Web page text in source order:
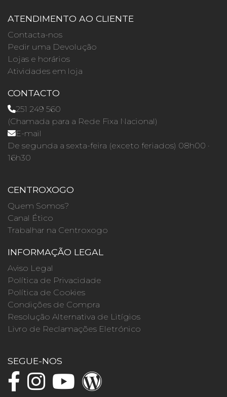
ATENDIMENTO AO CLIENTE
Contacta-nos
Pedir uma Devolução
Lojas e horários
Atividades em loja
CONTACTO
251 249 560
(Chamada para a Rede Fixa Nacional)
E-mail
De segunda a sexta-feira (exceto feriados) 08h00 ·
16h30
CENTROXOGO
Quem Somos?
Canal Ético
Trabalhar na Centroxogo
INFORMAÇÃO LEGAL
Aviso Legal
Política de Privacidade
Política de Cookies
Condições de Compra
Resolução Alternativa de Litígios
Livro de Reclamações Eletrónico
SEGUE-NOS